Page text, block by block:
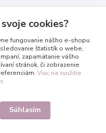
cookies?
fungovanie nášho e-shopu
štatistík o webe,
zapamätanie vášho
stránok, či zobrazenie
Viac na využitie
Súhlasím